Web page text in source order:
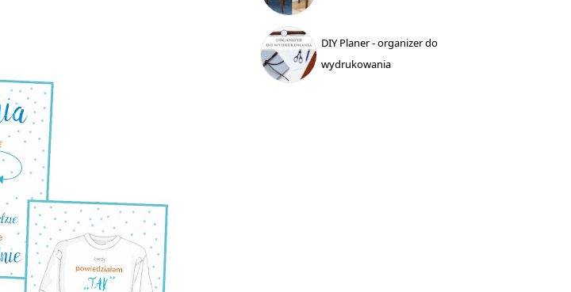
DIY Planer - organizer do
wydrukowania